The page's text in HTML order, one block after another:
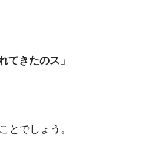
てきたのス」
とでしょう。